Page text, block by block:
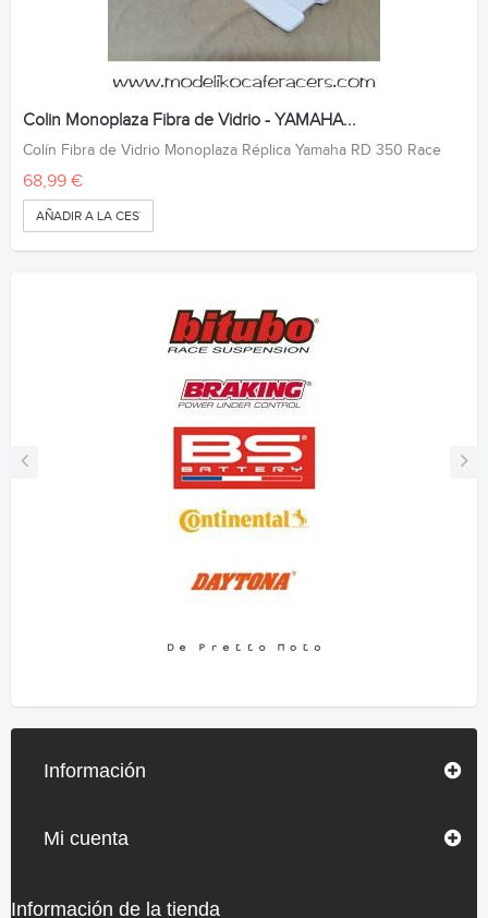
Colin Monoplaza Fibra de Vidrio - YAMAHA...
Colín Fibra de Vidrio Monoplaza Réplica Yamaha RD 350 Race
68,99 €
AÑADIR A LA CESTA
Información
Mi cuenta
Información de la tienda